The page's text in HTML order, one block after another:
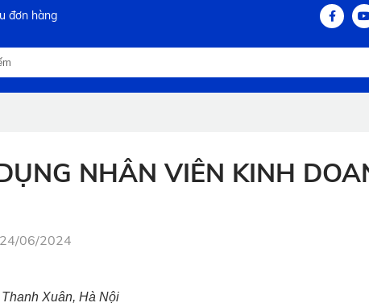
đơn hàng
NHÂN VIÊN KINH
06/2024
Xuân, Hà Nội